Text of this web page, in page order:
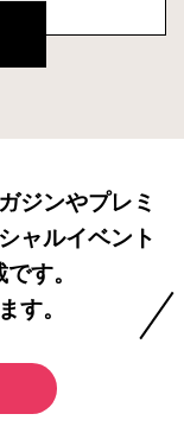
ジンやプレミ
ャルイベント
す。
す。